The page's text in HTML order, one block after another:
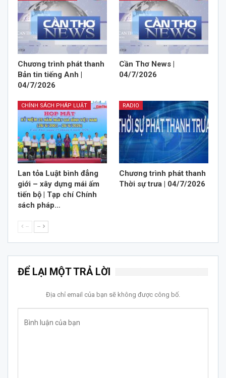
Chương trình phát thanh
Bản tin tiếng Anh |
04/7/2026
Cần Thơ News |
04/7/2026
CHÍNH SÁCH PHÁP LUẬT
Lan tỏa Luật bình đẳng
giới – xây dựng mái ấm
tiến bộ | Tạp chí Chính
sách pháp…
RADIO
Chương trình phát thanh
Thời sự trưa | 04/7/2026
-- --
ĐỂ LẠI MỘT TRẢ LỜI
Địa chỉ email của bạn sẽ không được công bố.